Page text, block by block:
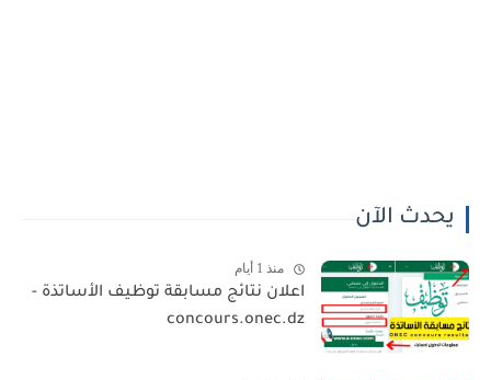
يحدث الآن
منذ 1 أيام
اعلان نتائج مسابقة توظيف الأساتذة -
concours.onec.dz